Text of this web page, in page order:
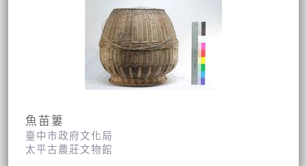
魚苗簍
臺中市政府文化局
太平古農莊文物館